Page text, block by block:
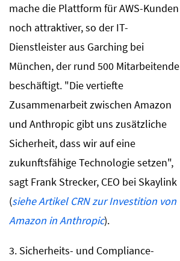
mache die Plattform für AWS-Kunden
noch attraktiver, so der IT-
Dienstleister aus Garching bei
München, der rund 500 Mitarbeitende
beschäftigt. "Die vertiefte
Zusammenarbeit zwischen Amazon
und Anthropic gibt uns zusätzliche
Sicherheit, dass wir auf eine
zukunftsfähige Technologie setzen",
sagt Frank Strecker, CEO bei Skaylink
(siehe Artikel CRN zur Investition von
Amazon in Anthropic).
3. Sicherheits- und Compliance-